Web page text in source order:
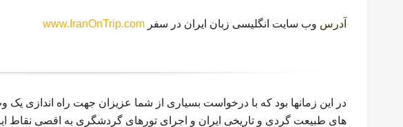
آدرس وب سایت انگلیسی زبان ایران در سفر www.IranOnTrip.com
در این زمانها بود که با درخواست بسیاری از شما عزیزان جهت راه اندازی
های طبیعت گردی و تاریخی ایران و اجرای تورهای گردشگری به اقصی نقاط